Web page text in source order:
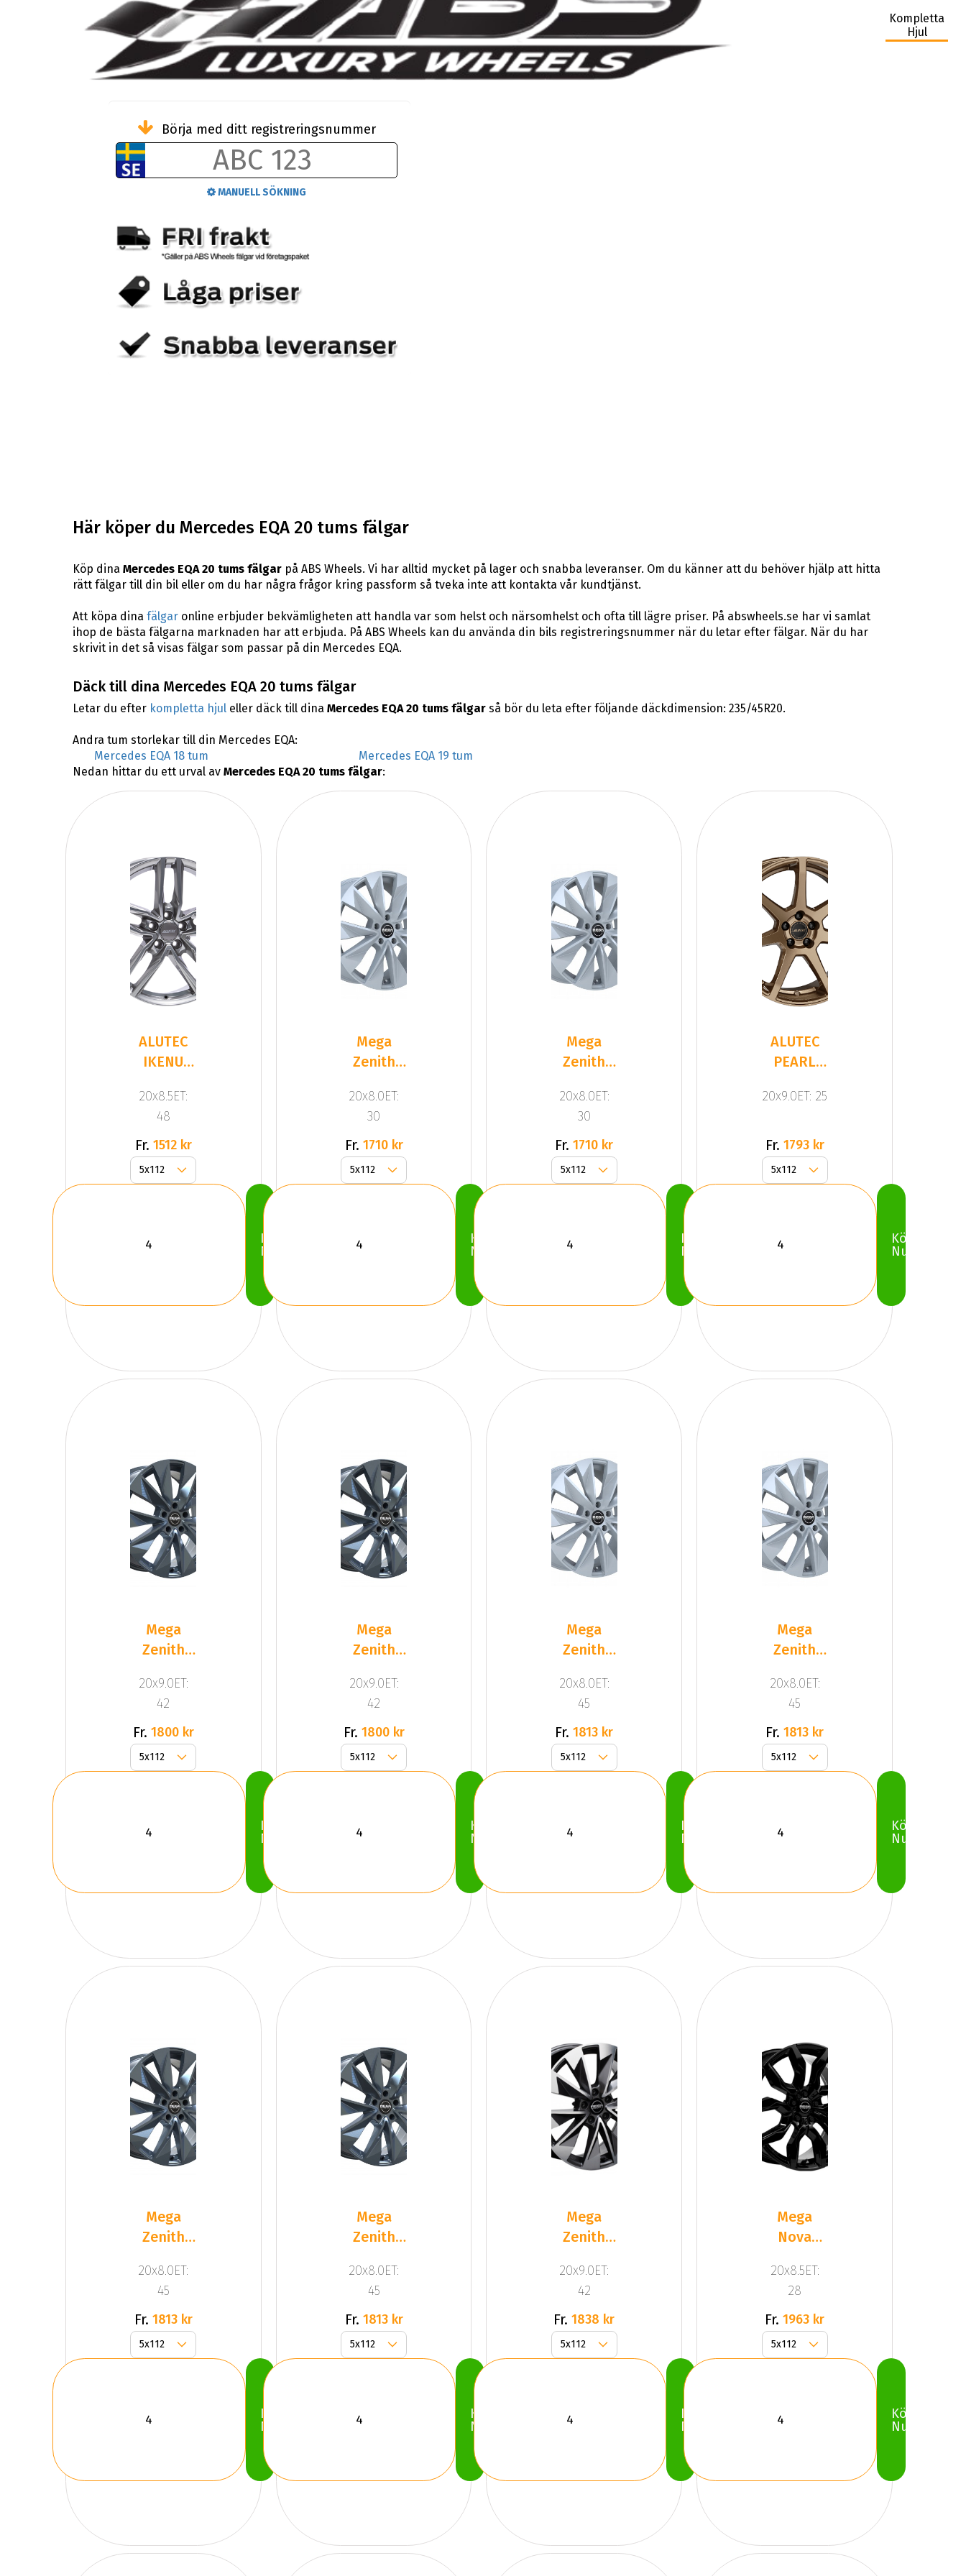
Kompletta
Hjul
Börja med ditt registreringsnummer
MANUELL SÖKNING
Här köper du Mercedes EQA 20 tums fälgar
Köp dina Mercedes EQA 20 tums fälgarpå ABS Wheels. Vi har alltid mycket på lager och snabba leveranser. Om du känner att du behöver hjälp att hitta
rätt fälgar till din bil eller om du har några frågor kring passform så tveka inte att kontakta vår kundtjänst.
Att köpa dina fälgaronline erbjuder bekvämligheten att handla var som helst och närsomhelst och ofta till lägre priser. På abswheels.se har vi samlat
ihop de bästa fälgarna marknaden har att erbjuda. På ABS Wheels kan du använda din bils registreringsnummer när du letar efter fälgar. När du har
skrivit in det så visas fälgar som passar på din Mercedes EQA.
Däck till dina Mercedes EQA 20 tums fälgar
Letar du efter kompletta hjuleller däck till dina Mercedes EQA 20 tums fälgarså bör du leta efter följande däckdimension: 235/45R20.
Andra tum storlekar till din Mercedes EQA:
Mercedes EQA 18 tum
Mercedes EQA 19 tum
Nedan hittar du ett urval av Mercedes EQA 20 tums fälgar:
ALUTEC
IKENU
Gray
20x8.5ET:
48
Fr. 1512 kr
Köp
Nu
Mega
Zenith
Silver
20x8.0ET:
30
Fr. 1710 kr
Köp
Nu
Mega
Zenith
Silver
20x8.0ET:
30
Fr. 1710 kr
Köp
Nu
ALUTEC
PEARL
20x9.0ET: 25
Fr. 1793 kr
Köp
Nu
Mega
Zenith
Grey
20x9.0ET:
42
Fr. 1800 kr
Köp
Nu
Mega
Zenith
Grey
20x9.0ET:
42
Fr. 1800 kr
Köp
Nu
Mega
Zenith
Silver
20x8.0ET:
45
Fr. 1813 kr
Köp
Nu
Mega
Zenith
Silver
20x8.0ET:
45
Fr. 1813 kr
Köp
Nu
Mega
Zenith
Grey
20x8.0ET:
45
Fr. 1813 kr
Köp
Nu
Mega
Zenith
Grey
20x8.0ET:
45
Fr. 1813 kr
Köp
Nu
Mega
Zenith
Grey
Front
20x9.0ET:
42
Fr. 1838 kr
Köp
Nu
Mega
Nova
20x8.5ET:
28
Fr. 1963 kr
Köp
Nu